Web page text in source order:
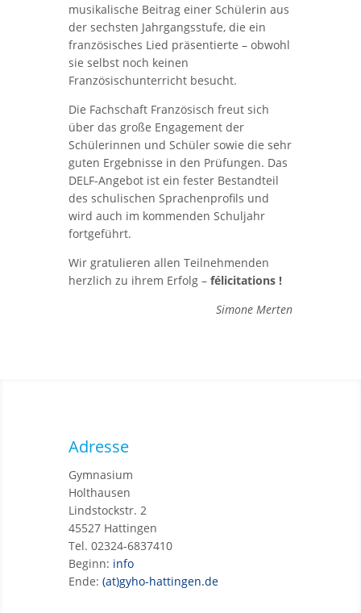
musikalische Beitrag einer Schülerin aus
der sechsten Jahrgangsstufe, die ein
französisches Lied präsentierte – obwohl
sie selbst noch keinen
Französischunterricht besucht.
Die Fachschaft Französisch freut sich
über das große Engagement der
Schülerinnen und Schüler sowie die sehr
guten Ergebnisse in den Prüfungen. Das
DELF-Angebot ist ein fester Bestandteil
des schulischen Sprachenprofils und
wird auch im kommenden Schuljahr
fortgeführt.
Wir gratulieren allen Teilnehmenden
herzlich zu ihrem Erfolg – félicitations !
Simone Merten
Adresse
Gymnasium
Holthausen
Lindstockstr. 2
45527 Hattingen
Tel. 02324-6837410
Beginn: info
Ende: (at)gyho-hattingen.de